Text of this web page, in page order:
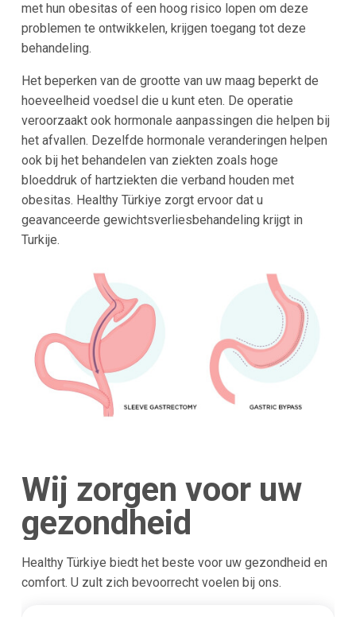
met hun obesitas of een hoog risico lopen om deze
problemen te ontwikkelen, krijgen toegang tot deze
behandeling.
Het beperken van de grootte van uw maag beperkt de
hoeveelheid voedsel die u kunt eten. De operatie
veroorzaakt ook hormonale aanpassingen die helpen bij
het afvallen. Dezelfde hormonale veranderingen helpen
ook bij het behandelen van ziekten zoals hoge
bloeddruk of hartziekten die verband houden met
obesitas. Healthy Türkiye zorgt ervoor dat u
geavanceerde gewichtsverliesbehandeling krijgt in
Turkije.
Wij zorgen voor uw
gezondheid
Healthy Türkiye biedt het beste voor uw gezondheid en
comfort. U zult zich bevoorrecht voelen bij ons.